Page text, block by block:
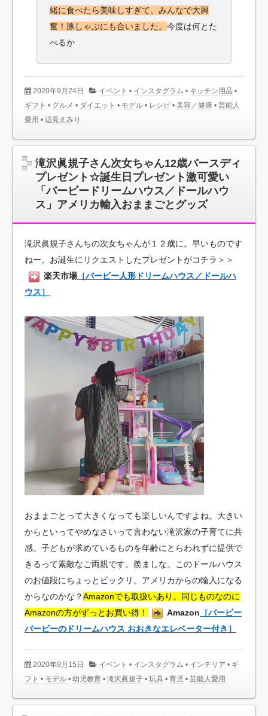
緒に食べたら美味しすぎて、みんなで大興
奮！豚しゃぶにも合いました。今度は何とた
べるか
2020年9月24日 イベント • インスタグラム • キッチン用品 •
ギフト • グルメ • ダイエット • モデル • レシピ • 美容／健康 • 芸能人
愛用 • 辺見えみり
滝沢眞規子さん次女ちゃん12歳バースディ
プレゼント☆誕生日プレゼント激可愛い
「バービードリームハウス／ドールハウ
ス」アメリカ輸入おままごとグッズ
滝沢眞規子さんちの次女ちゃんが１２歳に。早いものです
ねー。お誕生にリクエストしたプレゼントがコチラ＞＞
楽天市場［バービー人形ドリームハウス／ドールハ
ウス］
おままごとって大きくなっても楽しいんですよね。大きい
からといってやめなさいって言わない滝沢家の子育てに共
感。子どもが求めているものを年齢にとらわれずに提供で
きるって素敵なご両親です。羨ましな。このドールハウス
のお値段にちょっとビックリ。アメリカからの輸入になる
からなのかな？Amazonでも取扱いあり。同じものなのに
Amazonの方がずっとお買い得！
Amazon ［バービー
バービーのドリームハウス おおきなエレベーター付き］
2020年9月15日 イベント • インスタグラム • インテリア • ギ
フト • モデル • 幼児教育 • 滝沢眞規子 • 玩具 • 育児 • 芸能人愛用